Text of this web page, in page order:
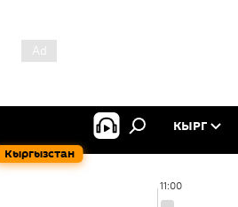
Кыргызстан
КЫРГ
11:00